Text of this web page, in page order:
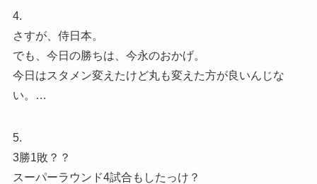
4.
さすが、侍日本。
でも、今日の勝ちは、今永のおかげ。
今日はスタメン変えたけど丸も変えた方が良いんじな
い。…
5.
3勝1敗？？
スーパーラウンド4試合もしたっけ？